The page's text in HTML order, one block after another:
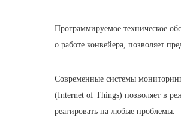
Программируемое техническое
о работе конвейера, позволяет
Современные системы
(Internet of Things) позволяет в
реагировать на любые проблемы.